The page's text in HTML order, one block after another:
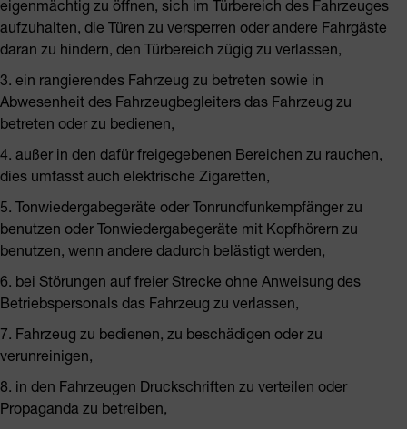
eigenmächtig zu öffnen, sich im Türbereich des Fahrzeuges
aufzuhalten, die Türen zu versperren oder andere Fahrgäste
daran zu hindern, den Türbereich zügig zu verlassen,
3. ein rangierendes Fahrzeug zu betreten sowie in
Abwesenheit des Fahrzeugbegleiters das Fahrzeug zu
betreten oder zu bedienen,
4. außer in den dafür freigegebenen Bereichen zu rauchen,
dies umfasst auch elektrische Zigaretten,
5. Tonwiedergabegeräte oder Tonrundfunkempfänger zu
benutzen oder Tonwiedergabegeräte mit Kopfhörern zu
benutzen, wenn andere dadurch belästigt werden,
6. bei Störungen auf freier Strecke ohne Anweisung des
Betriebspersonals das Fahrzeug zu verlassen,
7. Fahrzeug zu bedienen, zu beschädigen oder zu
verunreinigen,
8. in den Fahrzeugen Druckschriften zu verteilen oder
Propaganda zu betreiben,